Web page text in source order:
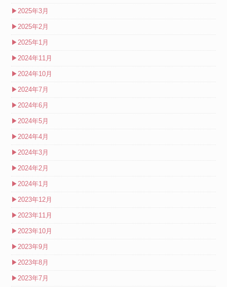
▶2025年3月
▶2025年2月
▶2025年1月
▶2024年11月
▶2024年10月
▶2024年7月
▶2024年6月
▶2024年5月
▶2024年4月
▶2024年3月
▶2024年2月
▶2024年1月
▶2023年12月
▶2023年11月
▶2023年10月
▶2023年9月
▶2023年8月
▶2023年7月